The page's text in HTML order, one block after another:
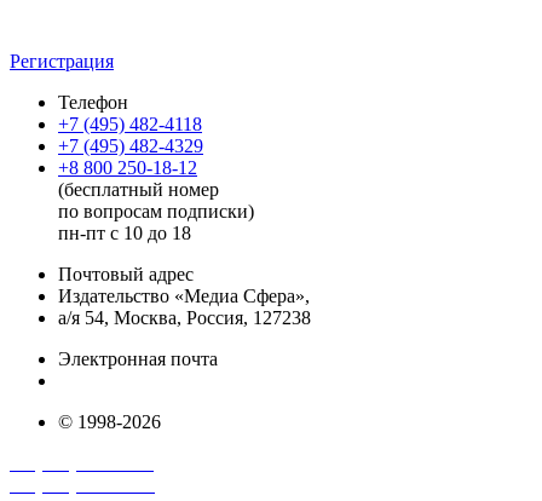
Регистрация
Телефон
+7 (495) 482-4118
+7 (495) 482-4329
+8 800 250-18-12
(бесплатный номер
по вопросам подписки)
пн-пт с 10 до 18
Почтовый адрес
Издательство «Медиа Сфера»,
а/я 54, Москва, Россия, 127238
Электронная почта
© 1998-2026